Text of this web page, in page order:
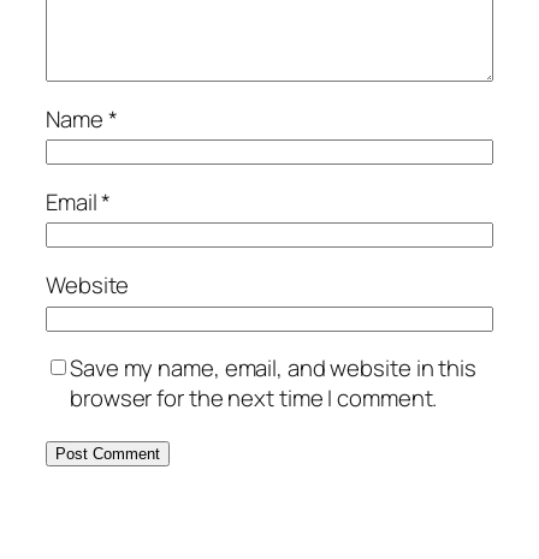
Name*
Email*
Website
Save my name, email, and website in this
browser for the next time I comment.